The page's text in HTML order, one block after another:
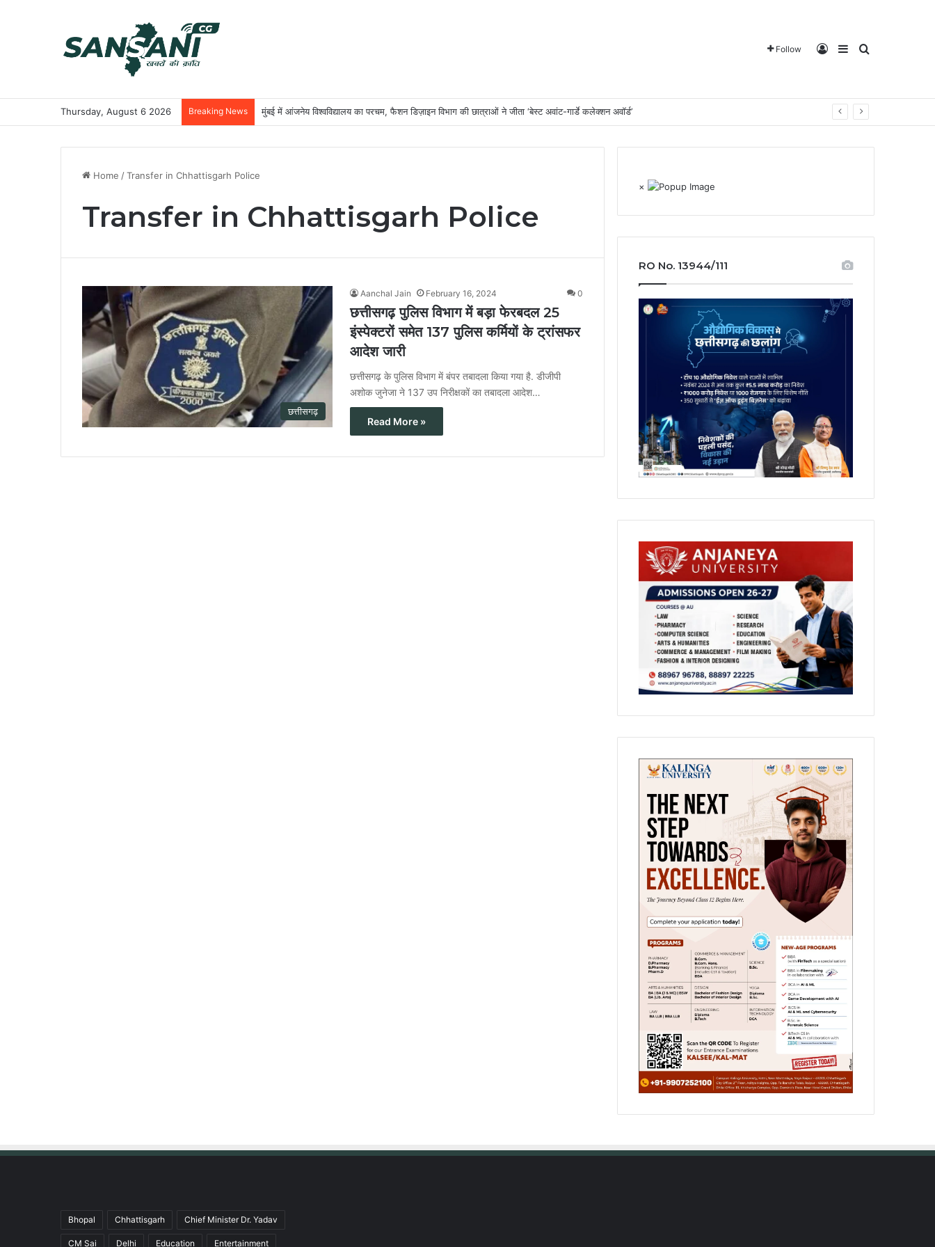
Follow Log InSidebarSearch for
Thursday, August 6 2026 Breaking News मुंबई में आंजनेय विश्वविद्यालय का परचम, फैशन डिज़ाइन विभाग की छात्राओं ने जीता ‘बेस्ट अवांट-गार्डे कलेक्शन अवॉर्ड’
Home /Transfer in Chhattisgarh Police
Transfer in Chhattisgarh Police
छत्तीसगढ़
Aanchal Jain February 16, 2024 0
छत्तीसगढ़ पुलिस विभाग में बड़ा फेरबदल 25
इंस्पेक्टरों समेत 137 पुलिस कर्मियों के ट्रांसफर
आदेश जारी
छत्तीसगढ़ के पुलिस विभाग में बंपर तबादला किया गया है. डीजीपी
अशोक जुनेजा ने 137 उप निरीक्षकों का तबादला आदेश…
Read More »
×
RO No. 13944/111
Bhopal Chhattisgarh Chief Minister Dr. Yadav
CM Sai Delhi Education Entertainment